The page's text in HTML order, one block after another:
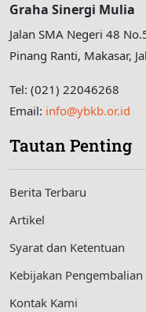
Graha Sinergi Mulia
Jalan SMA Negeri 48
Pinang Ranti, Makasar,
Tel: (021) 22046268
Email: info@ybkb.or.id
Tautan Penting
Berita Terbaru
Artikel
Syarat dan Ketentuan
Kebijakan Pengembalian
Kontak Kami